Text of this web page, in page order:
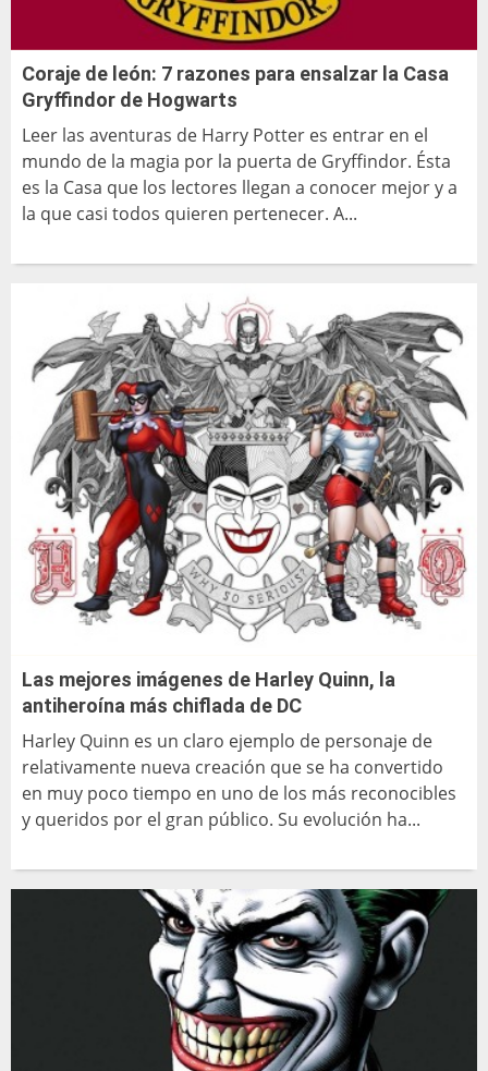
Coraje de león: 7 razones para ensalzar la Casa
Gryffindor de Hogwarts
Leer las aventuras de Harry Potter es entrar en el
mundo de la magia por la puerta de Gryffindor. Ésta
es la Casa que los lectores llegan a conocer mejor y a
la que casi todos quieren pertenecer. A...
Las mejores imágenes de Harley Quinn, la
antiheroína más chiflada de DC
Harley Quinn es un claro ejemplo de personaje de
relativamente nueva creación que se ha convertido
en muy poco tiempo en uno de los más reconocibles
y queridos por el gran público. Su evolución ha...